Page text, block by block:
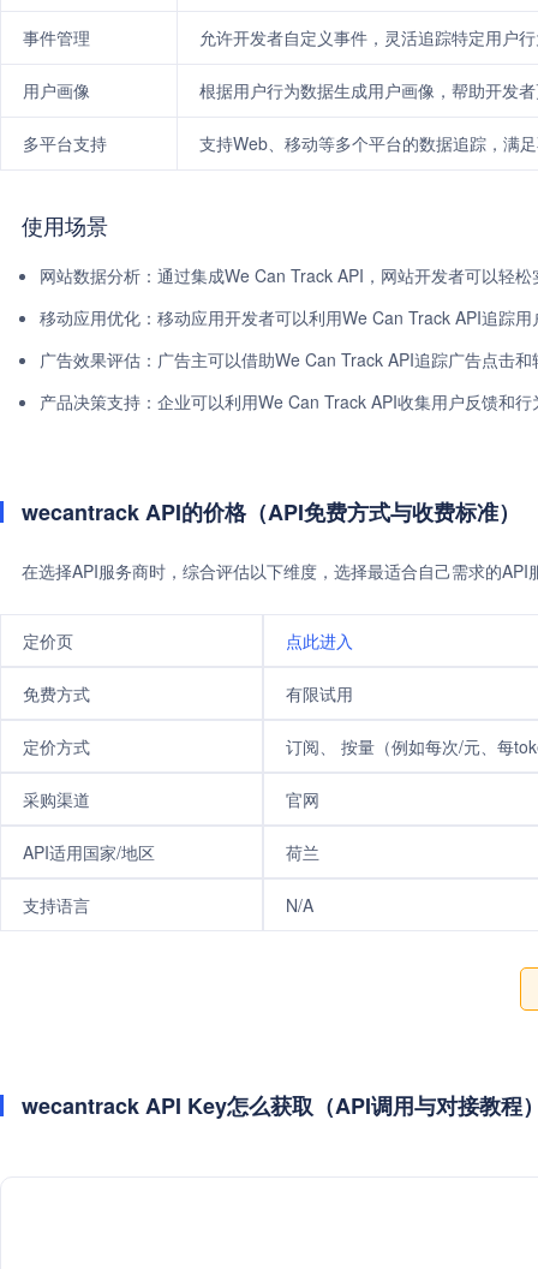
事件管理 允许开发者自定义事件，灵活追踪特定用户
用户画像 根据用户行为数据生成用户画像，帮助开发
多平台支持 支持Web、移动等多个平台的数据追踪，满
使用场景
网站数据分析：通过集成We Can Track API，网站开发者可以轻
移动应用优化：移动应用开发者可以利用We Can Track API追踪
广告效果评估：广告主可以借助We Can Track API追踪广告点击
产品决策支持：企业可以利用We Can Track API收集用户反馈和
wecantrack API的价格（API免费方式与收费标准）
在选择API服务商时，综合评估以下维度，选择最适合自己需求的
定价页 点此进入
免费方式 有限试用
定价方式 订阅、 按量（例如每次/元、每
采购渠道 官网
API适用国家/地区 荷兰
支持语言 N/A
wecantrack API Key怎么获取（API调用与对接教程